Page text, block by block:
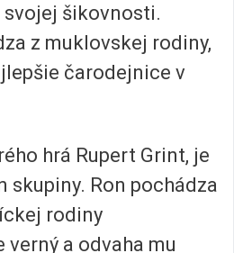
šikovnosti.
z muklovskej rodiny,
čarodejnice v
hrá Rupert Grint, je
skupiny. Ron pochádza
rodiny
verný a odvaha mu